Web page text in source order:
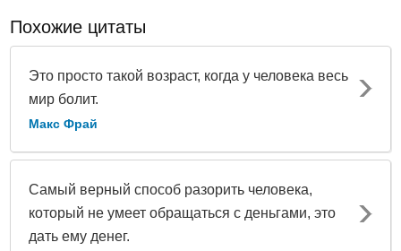
Похожие цитаты
Это просто такой возраст, когда у человека весь
мир болит.
Макс Фрай
Самый верный способ разорить человека,
который не умеет обращаться с деньгами, это
дать ему денег.